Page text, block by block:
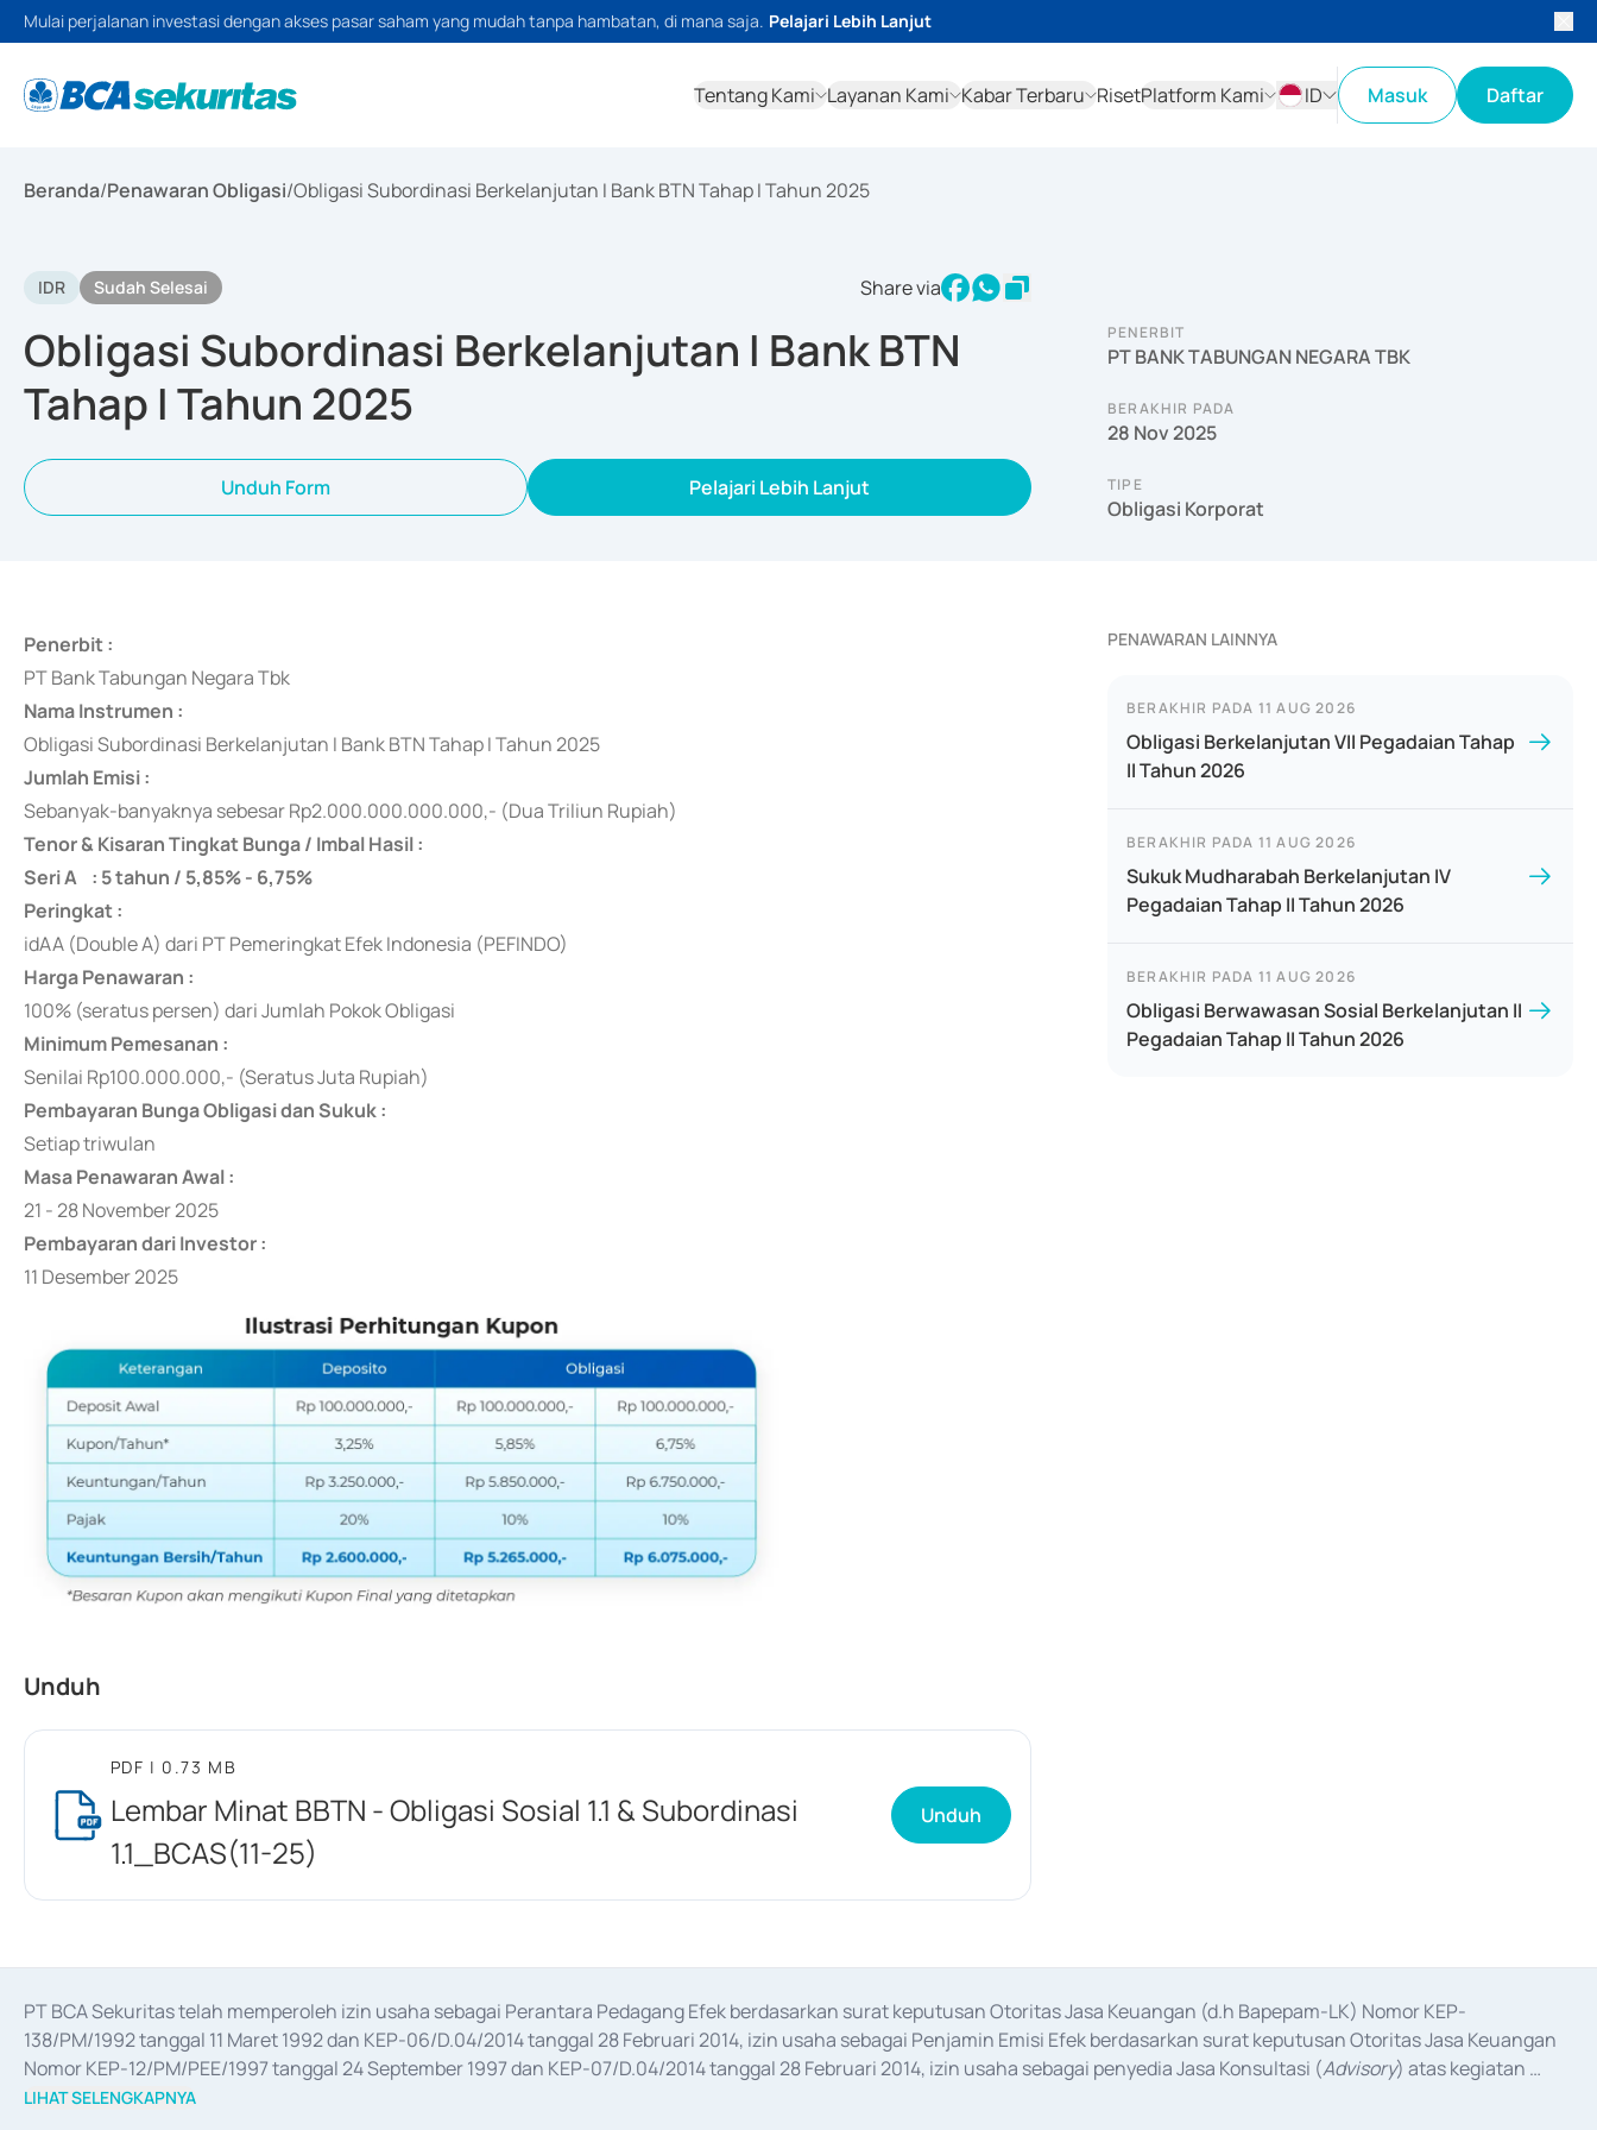
Mulai perjalanan investasi dengan akses pasar saham yang mudah tanpa hambatan, di mana saja. Pelajari Lebih Lanjut
Tentang Kami Layanan Kami Kabar Terbaru RisetPlatform Kami
ID
Masuk Daftar
Beranda/Penawaran Obligasi/Obligasi Subordinasi Berkelanjutan I Bank BTN Tahap I Tahun 2025
IDR Sudah Selesai Share via
Obligasi Subordinasi Berkelanjutan I Bank BTN
Tahap I Tahun 2025
Unduh Form Pelajari Lebih Lanjut
PENERBIT
PT BANK TABUNGAN NEGARA TBK
BERAKHIR PADA
28 Nov 2025
TIPE
Obligasi Korporat
Penerbit :
PT Bank Tabungan Negara Tbk
Nama Instrumen :
Obligasi Subordinasi Berkelanjutan I Bank BTN Tahap I Tahun 2025
Jumlah Emisi :
Sebanyak-banyaknya sebesar Rp2.000.000.000.000,- (Dua Triliun Rupiah)
Tenor & Kisaran Tingkat Bunga / Imbal Hasil :
Seri A : 5 tahun / 5,85% - 6,75%
Peringkat :
idAA (Double A) dari PT Pemeringkat Efek Indonesia (PEFINDO)
Harga Penawaran :
100% (seratus persen) dari Jumlah Pokok Obligasi
Minimum Pemesanan :
Senilai Rp100.000.000,- (Seratus Juta Rupiah)
Pembayaran Bunga Obligasi dan Sukuk :
Setiap triwulan
Masa Penawaran Awal :
21 - 28 November 2025
Pembayaran dari Investor :
11 Desember 2025
Unduh
PDF | 0.73 MB
Lembar Minat BBTN - Obligasi Sosial 1.1 & Subordinasi
1.1_BCAS(11-25)
Unduh
PENAWARAN LAINNYA
BERAKHIR PADA 11 AUG 2026
Obligasi Berkelanjutan VII Pegadaian Tahap
II Tahun 2026
BERAKHIR PADA 11 AUG 2026
Sukuk Mudharabah Berkelanjutan IV
Pegadaian Tahap II Tahun 2026
BERAKHIR PADA 11 AUG 2026
Obligasi Berwawasan Sosial Berkelanjutan II
Pegadaian Tahap II Tahun 2026
PT BCA Sekuritas telah memperoleh izin usaha sebagai Perantara Pedagang Efek berdasarkan surat keputusan Otoritas Jasa Keuangan (d.h Bapepam-LK) Nomor KEP-
138/PM/1992 tanggal 11 Maret 1992 dan KEP-06/D.04/2014 tanggal 28 Februari 2014, izin usaha sebagai Penjamin Emisi Efek berdasarkan surat keputusan Otoritas Jasa Keuangan
Nomor KEP-12/PM/PEE/1997 tanggal 24 September 1997 dan KEP-07/D.04/2014 tanggal 28 Februari 2014, izin usaha sebagai penyedia Jasa Konsultasi (Advisory) atas kegiatan
merger, akuisisi, divestasi, dan
LIHAT SELENGKAPNYA